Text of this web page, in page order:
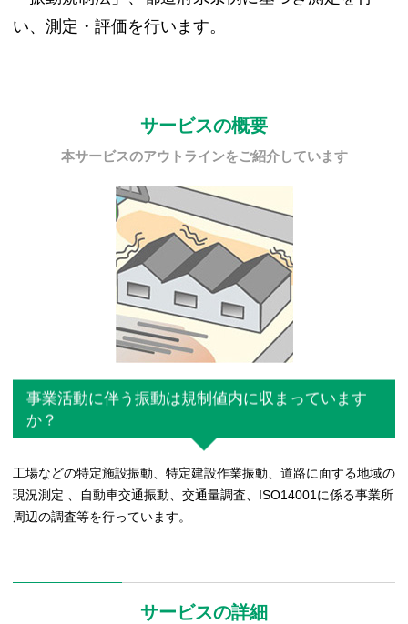
い、測定・評価を行います。
サービスの概要
本サービスのアウトラインをご紹介しています
事業活動に伴う振動は規制値内に収まっています
か？
工場などの特定施設振動、特定建設作業振動、道路に面する地域の
現況測定 、自動車交通振動、交通量調査、ISO14001に係る事業所
周辺の調査等を行っています。
サービスの詳細